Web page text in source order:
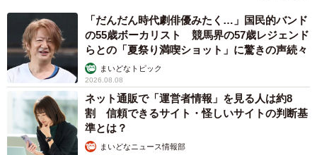
「だんだん時代劇俳優みたく…」国民的バンド
の55歳ボーカリスト 競馬界の57歳レジェンド
らとの「夏祭り満喫ショット」に驚きの声続々
まいどなトピック
2026.08.08
ネット通販で「運営者情報」を見る人は約8
割 信頼できるサイト・怪しいサイトの判断基
準とは？
まいどなニュース情報部